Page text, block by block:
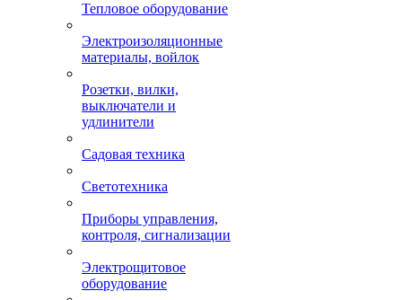
Тепловое оборудование
Электроизоляционные
материалы, войлок
Розетки, вилки,
выключатели и
удлинители
Садовая техника
Светотехника
Приборы управления,
контроля, сигнализации
Электрощитовое
оборудование